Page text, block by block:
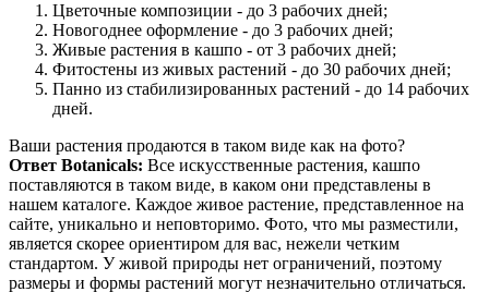
Цветочные композиции - до 3 рабочих дней;
Новогоднее оформление - до 3 рабочих дней;
Живые растения в кашпо - от 3 рабочих дней;
Фитостены из живых растений - до 30 рабочих дней;
Панно из стабилизированных растений - до 14 рабочих
дней.
Ваши растения продаются в таком виде как на фото?
Ответ Botanicals: Все искусственные растения, кашпо
поставляются в таком виде, в каком они представлены в
нашем каталоге. Каждое живое растение, представленное на
сайте, уникально и неповторимо. Фото, что мы разместили,
является скорее ориентиром для вас, нежели четким
стандартом. У живой природы нет ограничений, поэтому
размеры и формы растений могут незначительно отличаться.